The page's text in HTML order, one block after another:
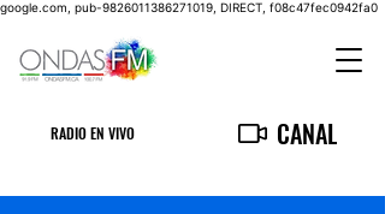
google.com, pub-9826011386271019, DIRECT, f08c47fec0942fa0
RADIO EN VIVO CANAL